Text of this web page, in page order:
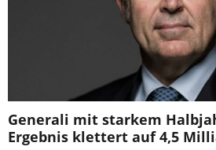
Generali mit starkem
Ergebnis klettert auf 4,5